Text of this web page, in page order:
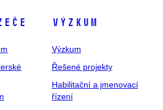
Výzkum
Výzkum
Řešené projekty
Habilitační a jmenovací
řízení